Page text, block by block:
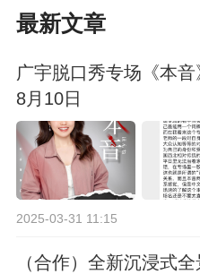
最新文章
广宇脱口秀专场《本
8月10日
2025-03-31 11:15
（合作）全新沉浸式